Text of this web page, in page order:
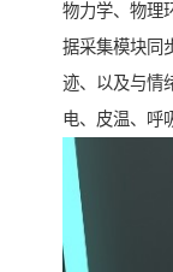
物力学、物理
据采集模块同
迹、以及与情
电、皮温、呼